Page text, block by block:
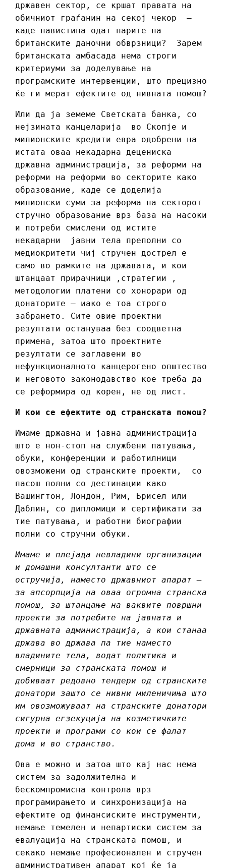
државен сектор, се кршат правата на
обичниот граѓанин на секој чекор –
каде навистина одат парите на
британските даночни обврзници? Зарем
британската амбасада нема строги
критериуми за доделување на
програмските интервенции, што прецизно
ќе ги мерат ефектите од нивната помош?
Или да ја земеме Светската банка, со
нејзината канцеларија во Скопје и
милионските кредити евра одобрени на
истата оваа некадарна децениска
државна администрација, за реформи на
реформи на реформи во секторите како
образование, каде се доделија
милионски суми за реформа на секторот
стручно образование врз база на насоки
и потреби смислени од истите
некадарни јавни тела преполни со
медиокритети чиј стручен дострел е
само во рамките на државата, и кои
штанцаат прирачници ,стратегии ,
методологии платени со хонорари од
донаторите – иако е тоа строго
забрането. Сите овие проектни
резултати остануваа без соодветна
примена, затоа што проектните
резултати се заглавени во
нефункционалното канцерогено општество
и неговото законодавство кое треба да
се реформира од корен, не од лист.
И кои се ефектите од странската помош?
Имаме државна и јавна администрација
што е нон-стоп на службени патувања,
обуки, конференции и работилници
овозможени од странските проекти, со
пасош полни со дестинации како
Вашингтон, Лондон, Рим, Брисел или
Даблин, со дипломици и сертификати за
тие патувања, и работни биографии
полни со стручни обуки.
Имаме и плејада невладини организации
и домашни консултанти што се
остручија, наместо државниот апарат –
за апсорпција на оваа огромна странска
помош, за штанцање на ваквите површни
проекти за потребите на јавната и
државната администрација, а кои станаа
држава во држава па тие наместо
владините тела, водат политика и
смерници за странската помош и
добиваат редовно тендери од странските
донатори зашто се нивни миленичиња што
им овозможуваат на странските донатори
сигурна егзекуција на козметичките
проекти и програми со кои се фалат
дома и во странство.
Ова е можно и затоа што кај нас нема
систем за задолжителна и
бескомпромисна контрола врз
програмирањето и синхронизација на
ефектите од финансиските инструменти,
немање темелен и непартиски систем за
евалуација на странската помош, и
секако немање професионален и стручен
административен апарат кој ќе ја